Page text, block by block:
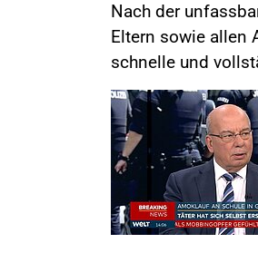
Nach der
Eltern sowie allen
schnelle und